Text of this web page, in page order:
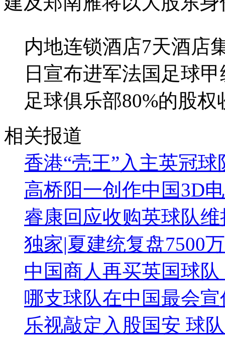
内地连锁酒店7天酒店
日宣布进军法国足球
足球俱乐部80%的股
相关报道
香港“壳王”入主英冠球
高桥阳一创作中国3D
睿康回应收购英球队
独家|夏建统复盘7500
中国商人再买英国球
哪支球队在中国最会
乐视敲定入股国安 球